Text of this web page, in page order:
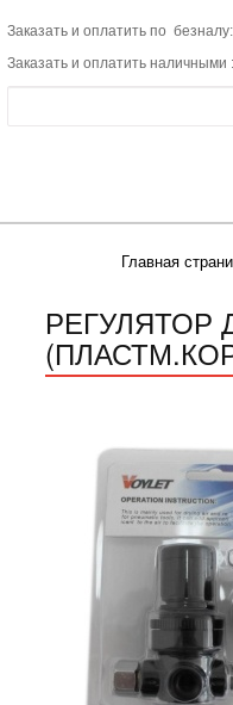
Заказать и оплатить по
Заказать и оплатить наличными
Главная
РЕГУЛЯТОР